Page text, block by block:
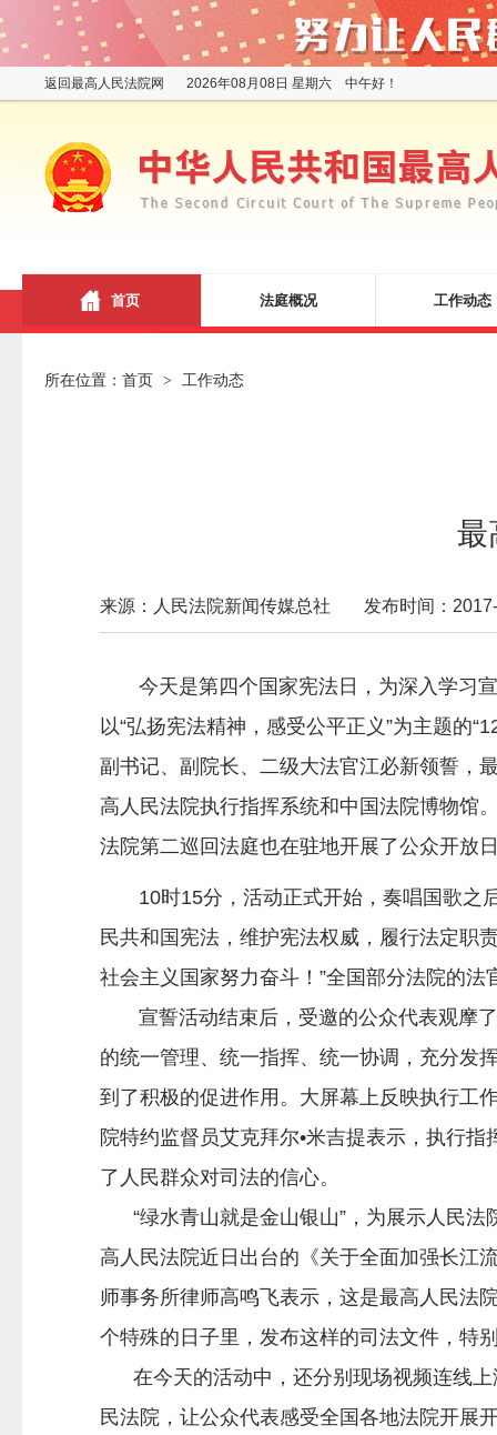
返回最高人民法院网 2026年08月08日 星期六 中午好！
首页 法庭概况 工作动态
所在位置： 首页 > 工作动态
最
来源：人民法院新闻传媒总社 发布时间：
今天是第四个国家宪法日，为深入学习宣
以“弘扬宪法精神，感受公平正义”为主题的
副书记、副院长、二级大法官江必新领誓，
高人民法院执行指挥系统和中国法院博物馆
法院第二巡回法庭也在驻地开展了公众开放
10时15分，活动正式开始，奏唱国歌之后
民共和国宪法，维护宪法权威，履行法定职
社会主义国家努力奋斗！”全国部分法院的
宣誓活动结束后，受邀的公众代表观摩了
的统一管理、统一指挥、统一协调，充分发
到了积极的促进作用。大屏幕上反映执行工
院特约监督员艾克拜尔•米吉提表示，执行
了人民群众对司法的信心。
“绿水青山就是金山银山”，为展示人民法
高人民法院近日出台的《关于全面加强长江
师事务所律师高鸣飞表示，这是最高人民法
个特殊的日子里，发布这样的司法文件，特
在今天的活动中，还分别现场视频连线上
民法院，让公众代表感受全国各地法院开展